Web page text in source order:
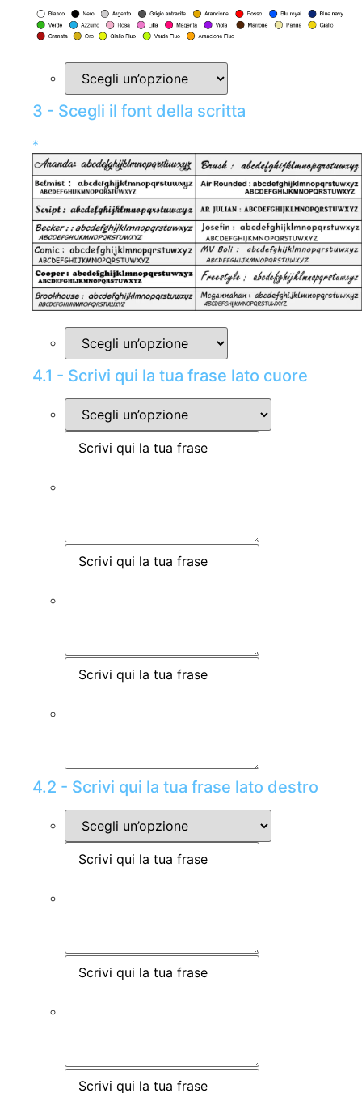
3 - Scegli il font della scritta
*
4.1 - Scrivi qui la tua frase lato cuore
4.2 - Scrivi qui la tua frase lato destro